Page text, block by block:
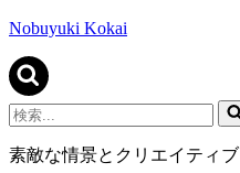
ゲ
シ
ョ
ン
メ
ニ
ュ
Nobuyuki Kokai
検
索...
素敵な情景とクリエイティブ